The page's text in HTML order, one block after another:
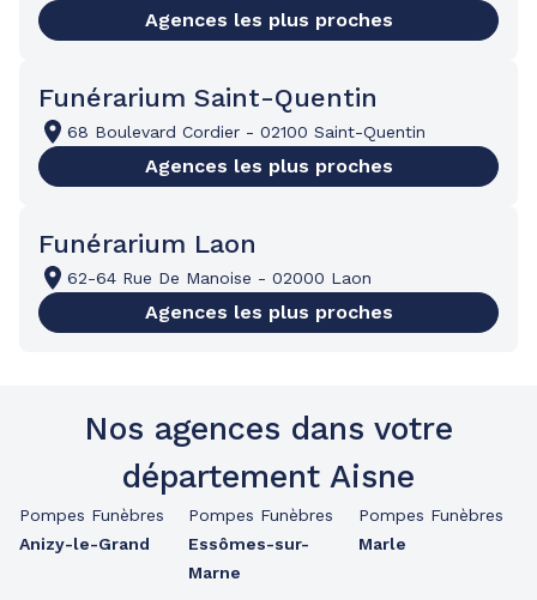
Agences les plus proches
Funérarium Saint-Quentin
68 Boulevard Cordier - 02100 Saint-Quentin
Agences les plus proches
Funérarium Laon
62-64 Rue De Manoise - 02000 Laon
Agences les plus proches
Nos agences dans votre
département Aisne
Pompes Funèbres
Anizy-le-Grand
Pompes Funèbres
Essômes-sur-
Marne
Pompes Funèbres
Marle